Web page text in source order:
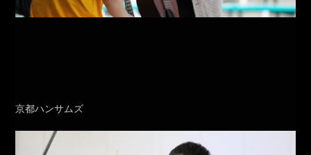
京都ハンサムズ